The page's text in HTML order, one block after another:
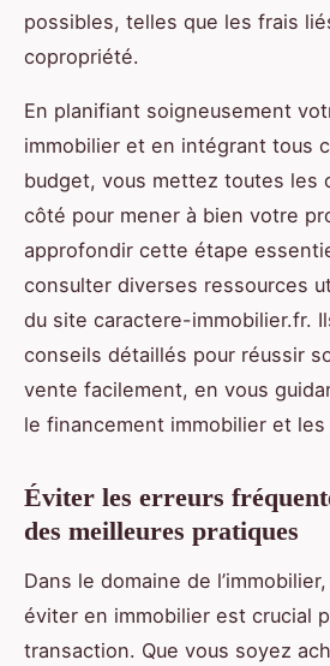
possibles, telles que les frais
copropriété.
En planifiant soigneusement
immobilier et en intégrant tous
budget, vous mettez toutes les
côté pour mener à bien votre
approfondir cette étape
consulter diverses ressources
du site caractere-immobilier.fr.
conseils détaillés pour réussir
vente facilement, en vous
le financement immobilier et
Éviter les erreurs
des meilleures pratiques
Dans le domaine de
éviter en immobilier est crucial
transaction. Que vous soyez